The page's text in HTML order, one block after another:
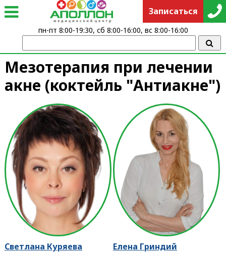
Мезотерапия при лечении
акне (коктейль "Антиакне")
Светлана Куряева
Елена Гриндий
Записаться
пн-пт 8:00-19:30, сб 8:00-16:00, вс 8:00-16:00